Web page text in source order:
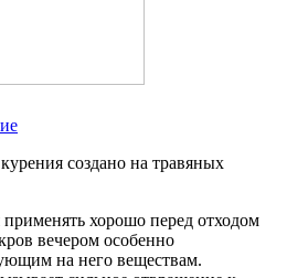
создано на травяных
хорошо перед отходом
вечером особенно
на него веществам.